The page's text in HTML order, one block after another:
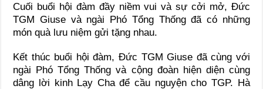
Cuối buổi hội đàm đầy niềm vui và sự cởi mở, Đức
TGM Giuse và ngài Phó Tổng Thống đã có những
món quà lưu niệm gửi tặng nhau.
Kết thúc buổi hội đàm, Đức TGM Giuse đã cùng với
ngài Phó Tổng Thống và cộng đoàn hiện diện cùng
dâng lời kinh Lạy Cha để cầu nguyện cho TGP. Hà